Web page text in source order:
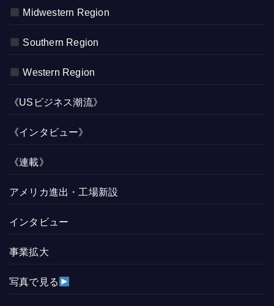
Midwestern Region
Southern Region
Western Region
《USビジネス潮流》
《インタビュー》
《連載》
アメリカ進出・工場新設
インタビュー
事業拡大
写真で見る